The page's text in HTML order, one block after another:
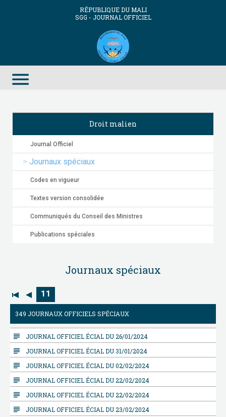
RÉPUBLIQUE DU MALI
SGG - JOURNAL OFFICIEL
menu
Droit malien
Journal Officiel
Journaux spéciaux
Codes en vigueur
Textes version consolidée
Communiqués du Conseil des Ministres
Publications spéciales
Journaux spéciaux
11
349 JOURNAUX OFFICIELS SPÉCIAUX
subject JOURNAL OFFICIEL ÉCIAL DU 26/01/2024
subject JOURNAL OFFICIEL ÉCIAL DU 31/01/2024
subject JOURNAL OFFICIEL ÉCIAL DU 02/02/2024
subject JOURNAL OFFICIEL ÉCIAL DU 22/02/2024
subject JOURNAL OFFICIEL ÉCIAL DU 22/02/2024
subject JOURNAL OFFICIEL ÉCIAL DU 23/02/2024